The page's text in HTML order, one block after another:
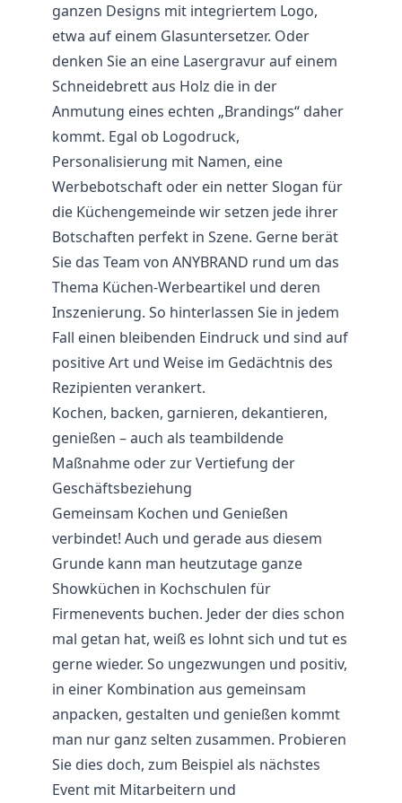
ganzen Designs mit integriertem Logo,
etwa auf einem Glasuntersetzer. Oder
denken Sie an eine Lasergravur auf einem
Schneidebrett aus Holz die in der
Anmutung eines echten „Brandings“ daher
kommt. Egal ob Logodruck,
Personalisierung mit Namen, eine
Werbebotschaft oder ein netter Slogan für
die Küchengemeinde wir setzen jede ihrer
Botschaften perfekt in Szene. Gerne berät
Sie das Team von ANYBRAND rund um das
Thema Küchen-Werbeartikel und deren
Inszenierung. So hinterlassen Sie in jedem
Fall einen bleibenden Eindruck und sind auf
positive Art und Weise im Gedächtnis des
Rezipienten verankert.
Kochen, backen, garnieren, dekantieren,
genießen – auch als teambildende
Maßnahme oder zur Vertiefung der
Geschäftsbeziehung
Gemeinsam Kochen und Genießen
verbindet! Auch und gerade aus diesem
Grunde kann man heutzutage ganze
Showküchen in Kochschulen für
Firmenevents buchen. Jeder der dies schon
mal getan hat, weiß es lohnt sich und tut es
gerne wieder. So ungezwungen und positiv,
in einer Kombination aus gemeinsam
anpacken, gestalten und genießen kommt
man nur ganz selten zusammen. Probieren
Sie dies doch, zum Beispiel als nächstes
Event mit Mitarbeitern und